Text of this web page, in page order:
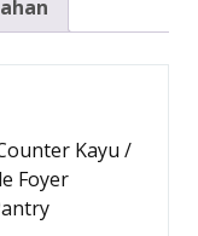
Kayu /
Foyer